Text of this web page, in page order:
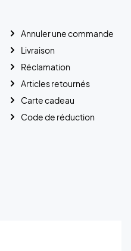
Annuler une commande
Livraison
Réclamation
Articles retournés
Carte cadeau
Code de réduction